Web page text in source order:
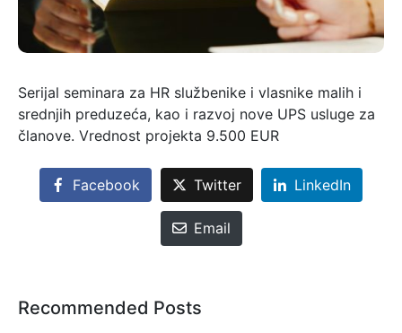
Serijal seminara za HR službenike i vlasnike malih i
srednjih preduzeća, kao i razvoj nove UPS usluge za
članove. Vrednost projekta 9.500 EUR
Facebook Twitter LinkedIn
Email
Recommended Posts